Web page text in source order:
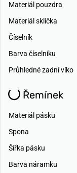
Materiál pouzdra
Materiál sklíčka
Číselník
Barva číselníku
Průhledné zadní víko
Řemínek
Materiál pásku
Spona
Šířka pásku
Barva náramku